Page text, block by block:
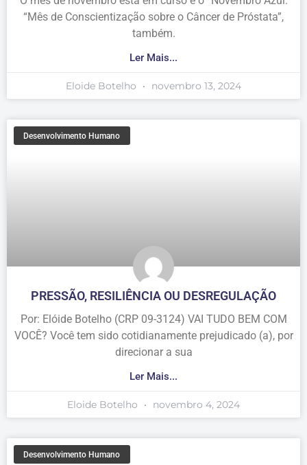
“Mês de Conscientização sobre o Câncer de Próstata”,
também.
Ler Mais...
Eloide Botelho novembro 13, 2024
Desenvolvimento Humano
PRESSÃO, RESILIÊNCIA OU DESREGULAÇÃO
Por: Elóide Botelho (CRP 09-3124) VAI TUDO BEM COM
VOCÊ? Você tem sido cotidianamente prejudicado (a), por
direcionar a sua
Ler Mais...
Eloide Botelho novembro 4, 2024
Desenvolvimento Humano